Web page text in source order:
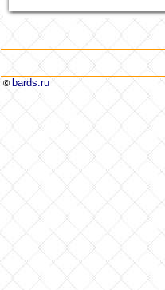
© bards.ru